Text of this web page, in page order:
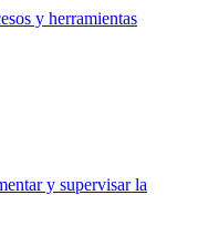
y herramientas
y supervisar la